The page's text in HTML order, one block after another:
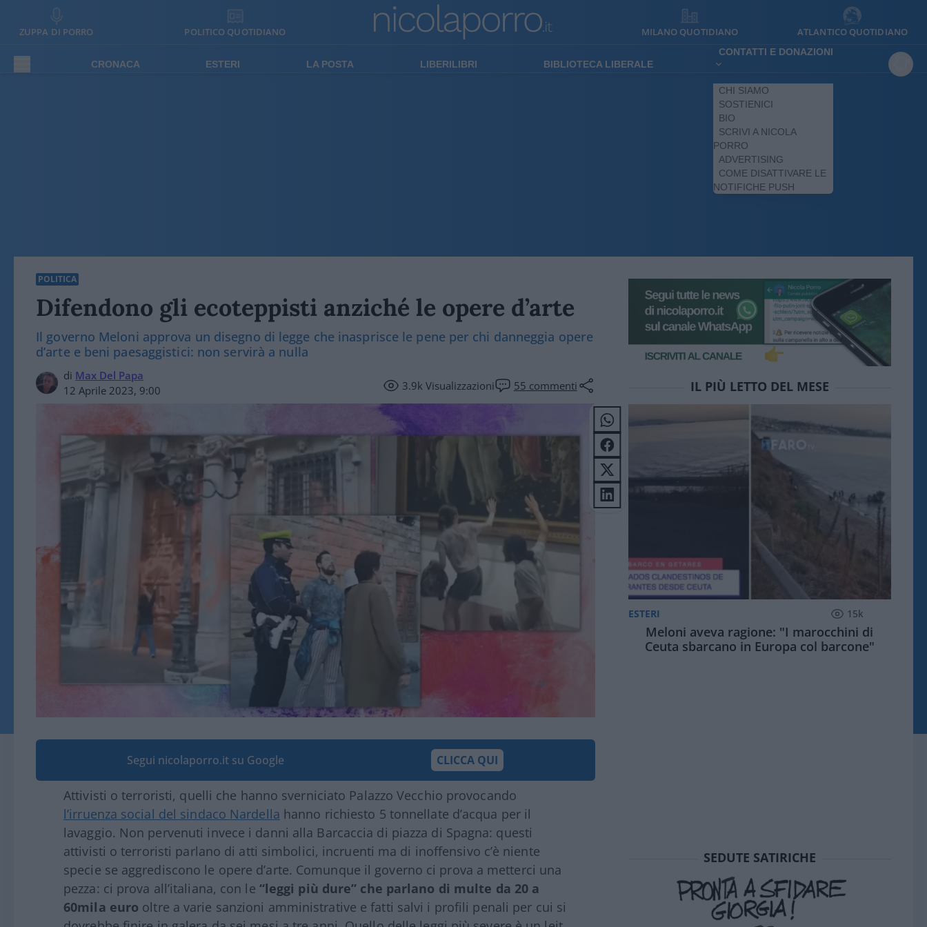
ZUPPA DI PORRO POLITICO QUOTIDIANO MILANO QUOTIDIANO ATLANTICO QUOTIDIANO
CRONACA ESTERI LA POSTA LIBERILIBRI BIBLIOTECA LIBERALE
CONTATTI E DONAZIONI
CHI SIAMO
SOSTIENICI
BIO
SCRIVI A NICOLA
PORRO
ADVERTISING
COME DISATTIVARE LE
NOTIFICHE PUSH
POLITICA
Difendono gli ecoteppisti anziché le opere d’arte
Il governo Meloni approva un disegno di legge che inasprisce le pene per chi danneggia opere
d’arte e beni paesaggistici: non servirà a nulla
di Max Del Papa
12 Aprile 2023, 9:00
3.9kVisualizzazioni 55 commenti
Segui nicolaporro.it su Google CLICCA QUI
Attivisti o terroristi, quelli che hanno sverniciato Palazzo Vecchio provocando
l’irruenza social del sindaco Nardella hanno richiesto 5 tonnellate d’acqua per il
lavaggio. Non pervenuti invece i danni alla Barcaccia di piazza di Spagna: questi
attivisti o terroristi parlano di atti simbolici, incruenti ma di inoffensivo c’è niente
specie se aggrediscono le opere d’arte. Comunque il governo ci prova a metterci una
pezza: ci prova all’italiana, con le “leggi più dure” che parlano di multe da 20 a
60mila euro oltre a varie sanzioni amministrative e fatti salvi i profili penali per cui si
IL PIÙ LETTO DEL MESE
ESTERI 15k
Meloni aveva ragione: "I marocchini di
Ceuta sbarcano in Europa col barcone"
SEDUTE SATIRICHE